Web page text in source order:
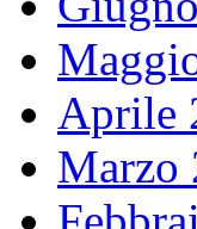
Aprile
Marzo